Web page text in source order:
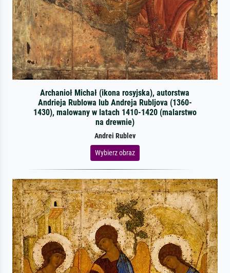
Archanioł Michał (ikona rosyjska), autorstwa
Andrieja Rublowa lub Andreja Rubljova (1360-
1430), malowany w latach 1410-1420 (malarstwo
na drewnie)
Andrei Rublev
Wybierz obraz